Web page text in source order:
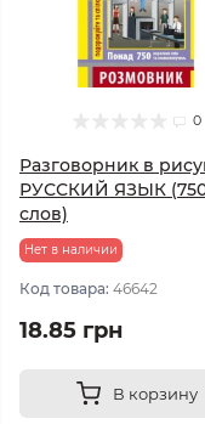
0
Разговорник в
РУССКИЙ ЯЗЫК
слов)
Нет в наличии
Код товара: 46642
18.85 грн
В корзину